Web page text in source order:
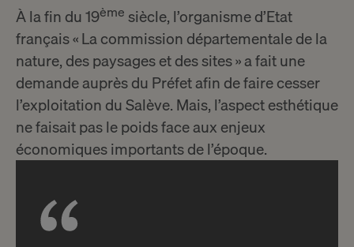
À la fin du 19ème siècle, l’organisme d’Etat
français « La commission départementale de la
nature, des paysages et des sites » a fait une
demande auprès du Préfet afin de faire cesser
l’exploitation du Salève. Mais, l’aspect esthétique
ne faisait pas le poids face aux enjeux
économiques importants de l’époque.